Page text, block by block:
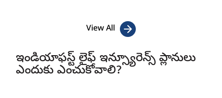
View All
ఇండియాఫస్ట్ లైఫ్ ఇన్స్యూరెన్స్ ప్లానులు
ఎందుకు ఎంచుకోవాలి?